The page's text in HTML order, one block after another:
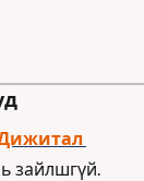
зайлшгүй.